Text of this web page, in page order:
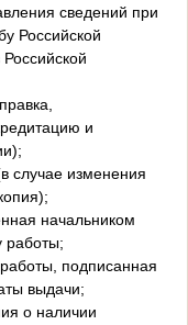
сведений при
Российской
и
случае изменения
начальником
работы;
подписанная
выдачи;
о наличии